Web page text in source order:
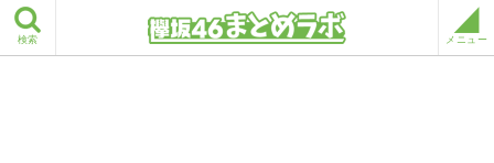
検索 メニュー